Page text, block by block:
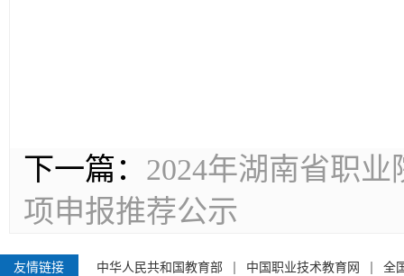
下一篇： 2024年湖南省职
项申报推荐公示
友情链接 中华人民共和国教育部 中国职业技术教育网
全